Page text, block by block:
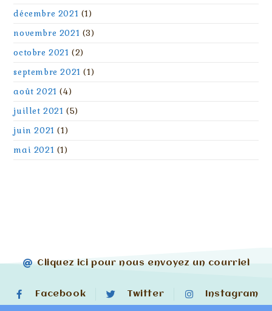
décembre 2021 (1)
novembre 2021 (3)
octobre 2021 (2)
septembre 2021 (1)
août 2021 (4)
juillet 2021 (5)
juin 2021 (1)
mai 2021 (1)
Cliquez ici pour nous envoyez un courriel
Facebook Twitter Instagram